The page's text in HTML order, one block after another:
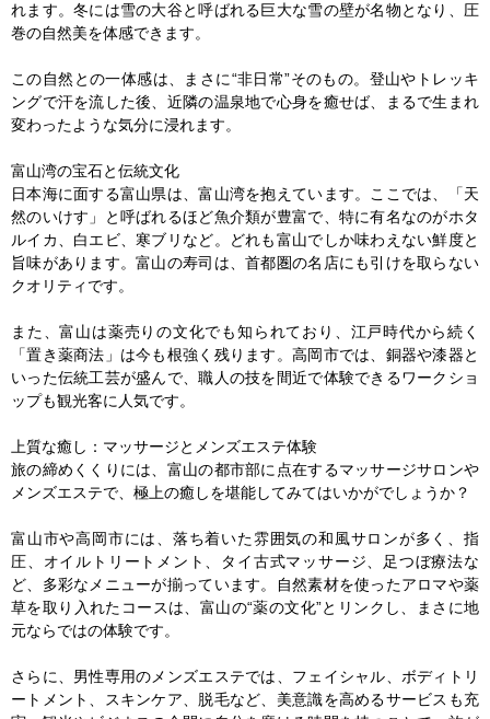
れます。冬には雪の大谷と呼ばれる巨大な雪の壁が名物となり、圧
巻の自然美を体感できます。
この自然との一体感は、まさに“非日常”そのもの。登山やトレッキ
ングで汗を流した後、近隣の温泉地で心身を癒せば、まるで生まれ
変わったような気分に浸れます。
富山湾の宝石と伝統文化
日本海に面する富山県は、富山湾を抱えています。ここでは、「天
然のいけす」と呼ばれるほど魚介類が豊富で、特に有名なのがホタ
ルイカ、白エビ、寒ブリなど。どれも富山でしか味わえない鮮度と
旨味があります。富山の寿司は、首都圏の名店にも引けを取らない
クオリティです。
また、富山は薬売りの文化でも知られており、江戸時代から続く
「置き薬商法」は今も根強く残ります。高岡市では、銅器や漆器と
いった伝統工芸が盛んで、職人の技を間近で体験できるワークショ
ップも観光客に人気です。
上質な癒し：マッサージとメンズエステ体験
旅の締めくくりには、富山の都市部に点在するマッサージサロンや
メンズエステで、極上の癒しを堪能してみてはいかがでしょうか？
富山市や高岡市には、落ち着いた雰囲気の和風サロンが多く、指
圧、オイルトリートメント、タイ古式マッサージ、足つぼ療法な
ど、多彩なメニューが揃っています。自然素材を使ったアロマや薬
草を取り入れたコースは、富山の“薬の文化”とリンクし、まさに地
元ならではの体験です。
さらに、男性専用のメンズエステでは、フェイシャル、ボディトリ
ートメント、スキンケア、脱毛など、美意識を高めるサービスも充